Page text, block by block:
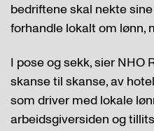
bedriftene skal nekte
forhandle lokalt om lønn,
I pose og sekk, sier NHO
skanse til skanse, av
som driver med lokale
arbeidsgiversiden og